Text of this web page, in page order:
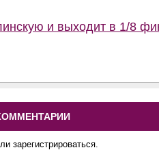
и выходит в 1/8
зарегистрироваться.